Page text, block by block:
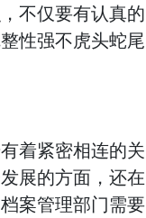
不仅要有认真的
性强不虎头蛇尾
着紧密相连的关
展的方面，还在
案管理部门需要